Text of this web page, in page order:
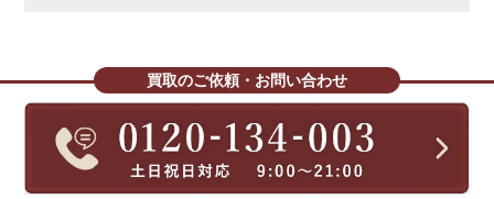
買取のご依頼・お問い合わせ